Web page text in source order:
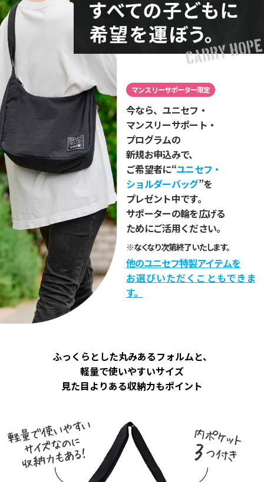
マンスリーサポーター限定
今なら、ユニセフ・
マンスリーサポート・
プログラムの
新規お申込みで、
ご希望者に“ユニセフ・
ショルダーバッグ”を
プレゼント中です。
サポーターの輪を広げる
ためにご活用ください。
※なくなり次第終了いたします。
他のユニセフ特製アイテムを
お選びいただくこともできま
す。
ふっくらとした丸みあるフォルムと、
軽量で使いやすいサイズ
見た目よりある収納力もポイント